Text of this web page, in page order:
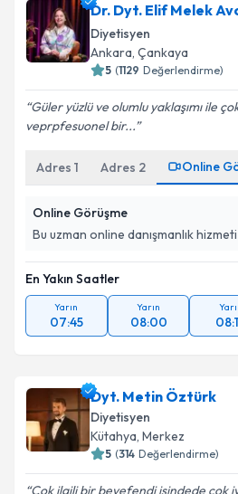
E-posta Adresiniz
Kişisel verilerimin
Metni'ni okudum ve kişisel
Dr. Dyt. Elif Melek
Diyetisyen
Ankara, Çankaya
5 (1129 Değerlendirme)
Güler yüzlü ve olumlu yaklaşımı ile
veprpfesuonel bir...
Adres 1 Adres 2 Online
Online Görüşme
Bu uzman online danışmanlık
En Yakın Saatler
Yarın
07:45
Yarın
08:00
Dyt. Metin Öztürk
Diyetisyen
Kütahya, Merkez
5 (314 Değerlendirme)
Çok ilgili bir beyefendi işindede çok